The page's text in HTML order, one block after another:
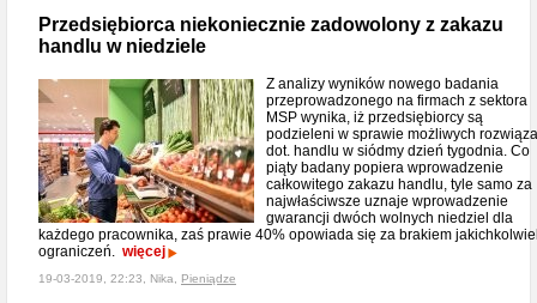
Przedsiębiorca niekoniecznie zadowolony z zakazu
handlu w niedziele
Z analizy wyników nowego badania
przeprowadzonego na firmach z sektora
MSP wynika, iż przedsiębiorcy są
podzieleni w sprawie możliwych
dot. handlu w siódmy dzień tygodnia. Co
piąty badany popiera wprowadzenie
całkowitego zakazu handlu, tyle samo za
najwłaściwsze uznaje wprowadzenie
gwarancji dwóch wolnych niedziel dla
każdego pracownika, zaś prawie 40% opowiada się za brakiem
ograniczeń. więcej
19-03-2019, 22:23, Nika, Pieniądze